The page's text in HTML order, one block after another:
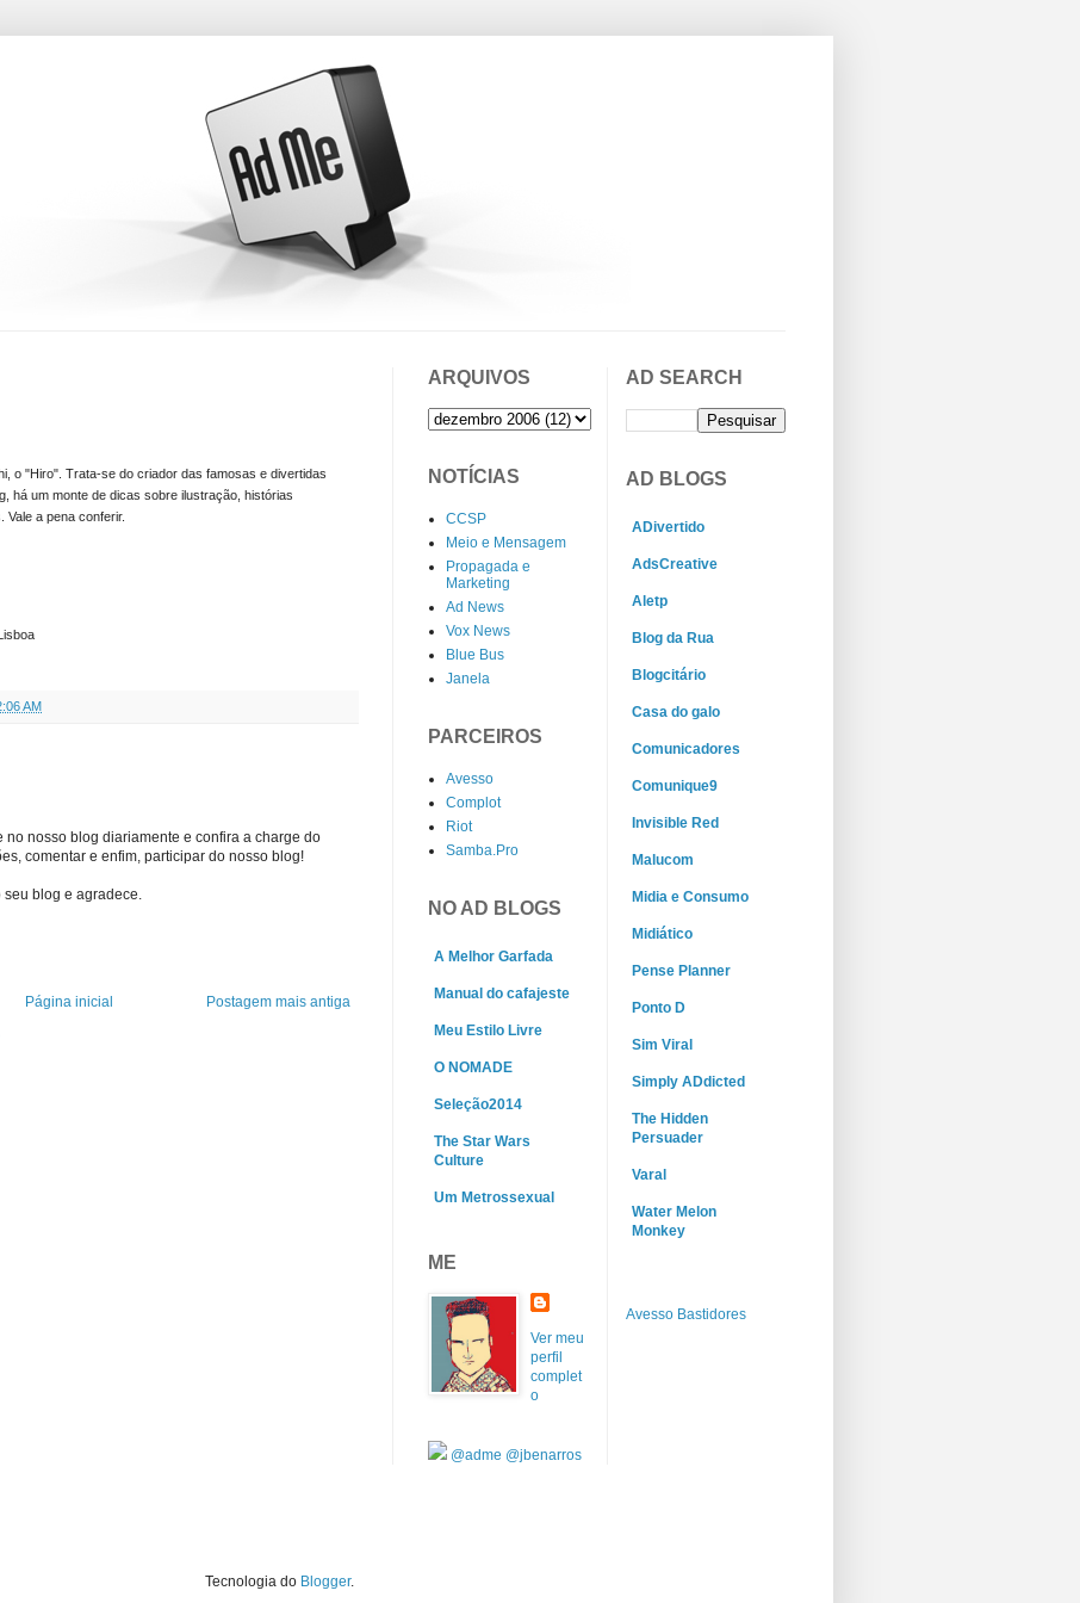
o "Hiro". Trata-se do criador das famosas e divertidas
há um monte de dicas sobre ilustração, histórias
Vale a pena conferir.
AM
no nosso blog diariamente e confira a charge do
comentar e enfim, participar do nosso blog!
blog e agradece.
Postagem mais antiga
Página inicial
ARQUIVOS
NOTÍCIAS
CCSP
Meio e Mensagem
Propagada e
Marketing
Ad News
Vox News
Blue Bus
Janela
PARCEIROS
Avesso
Complot
Riot
Samba.Pro
NO AD BLOGS
A Melhor Garfada
Manual do cafajeste
Meu Estilo Livre
O NOMADE
Seleção2014
The Star Wars
Culture
Um Metrossexual
ME
Ver meu
perfil
complet
o
@adme @jbenarros
AD SEARCH
AD BLOGS
ADivertido
AdsCreative
Aletp
Blog da Rua
Blogcitário
Casa do galo
Comunicadores
Comunique9
Invisible Red
Malucom
Midia e Consumo
Midiático
Pense Planner
Ponto D
Sim Viral
Simply ADdicted
The Hidden
Persuader
Varal
Water Melon
Monkey
Avesso Bastidores
Tecnologia do Blogger.